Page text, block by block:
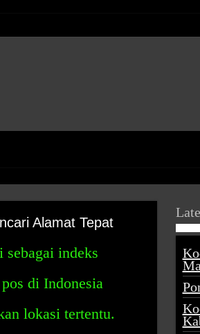
Alamat Tepat
sebagai indeks
di Indonesia
lokasi tertentu.